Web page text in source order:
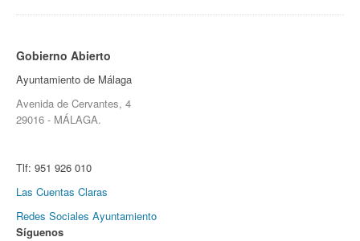
Gobierno Abierto
Ayuntamiento de Málaga
Avenida de Cervantes, 4
29016 - MÁLAGA.
Tlf: 951 926 010
Las Cuentas Claras
Redes Sociales Ayuntamiento
Síguenos